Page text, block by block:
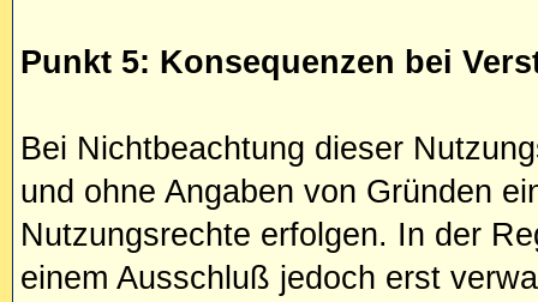
Punkt 5: Konsequenzen bei
Bei Nichtbeachtung dieser
und ohne Angaben von Gründen
Nutzungsrechte erfolgen. In der
einem Ausschluß jedoch erst